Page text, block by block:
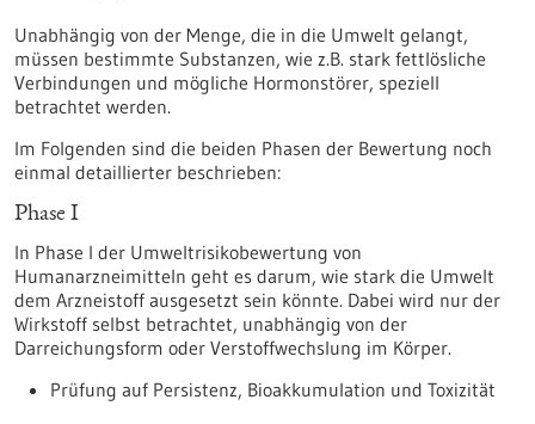
Unabhängig von der Menge, die in die Umwelt gelangt,
müssen bestimmte Substanzen, wie z.B. stark fettlösliche
Verbindungen und mögliche Hormonstörer, speziell
betrachtet werden.
Im Folgenden sind die beiden Phasen der Bewertung noch
einmal detaillierter beschrieben:
Phase I
In Phase I der Umweltrisikobewertung von
Humanarzneimitteln geht es darum, wie stark die Umwelt
dem Arzneistoff ausgesetzt sein könnte. Dabei wird nur der
Wirkstoff selbst betrachtet, unabhängig von der
Darreichungsform oder Verstoffwechslung im Körper.
Prüfung auf Persistenz, Bioakkumulation und Toxizität